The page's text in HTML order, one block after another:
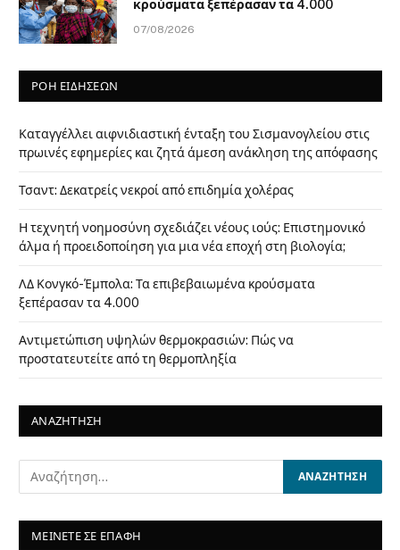
κρούσματα ξεπέρασαν τα 4.000
07/08/2026
ΡΟΗ ΕΙΔΗΣΕΩΝ
Καταγγέλλει αιφνιδιαστική ένταξη του Σισμανογλείου στις
πρωινές εφημερίες και ζητά άμεση ανάκληση της απόφασης
Τσαντ: Δεκατρείς νεκροί από επιδημία χολέρας
Η τεχνητή νοημοσύνη σχεδιάζει νέους ιούς: Επιστημονικό
άλμα ή προειδοποίηση για μια νέα εποχή στη βιολογία;
ΛΔ Κονγκό-Έμπολα: Τα επιβεβαιωμένα κρούσματα
ξεπέρασαν τα 4.000
Αντιμετώπιση υψηλών θερμοκρασιών: Πώς να
προστατευτείτε από τη θερμοπληξία
ΑΝΑΖΗΤΗΣΗ
ΜΕΙΝΕΤΕ ΣΕ ΕΠΑΦΗ